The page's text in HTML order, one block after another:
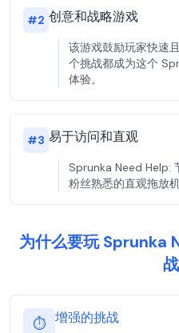
#2 创意和战略游戏
该游戏鼓励玩家快速
个挑战都成为这个
体验。
#3 易于访问和直观
Sprunka Need Help:
粉丝熟悉的直观拖放
为什么要玩 Sprunka
⏱️ 增强的挑战